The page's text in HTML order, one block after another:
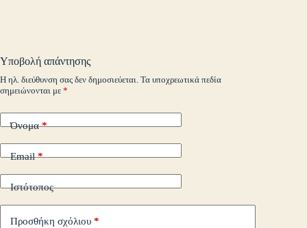
m
pp
εί
Υποβολή απάντησης
Η ηλ. διεύθυνση σας δεν δημοσιεύεται. Τα υποχρεωτικά πεδία
σημειώνονται με *
Όνομα*
Email*
Ιστότοπος
Προσθήκη σχόλιου *